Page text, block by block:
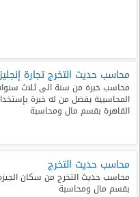
محاسب حديث التخرج تجارة
محاسب خبرة من سنة الى ثلاث
القاهرة بقسم مال ومحاسبة
محاسب حديث التخرج
بقسم مال ومحاسبة